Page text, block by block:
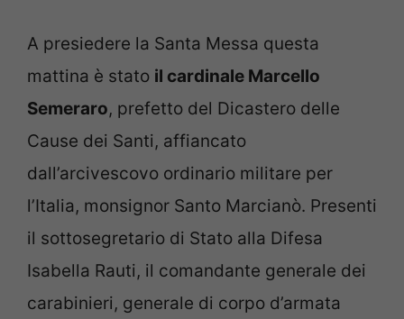
A presiedere la Santa Messa questa
mattina è stato il cardinale Marcello
Semeraro, prefetto del Dicastero delle
Cause dei Santi, affiancato
dall’arcivescovo ordinario militare per
l’Italia, monsignor Santo Marcianò. Presenti
il sottosegretario di Stato alla Difesa
Isabella Rauti, il comandante generale dei
carabinieri, generale di corpo d’armata